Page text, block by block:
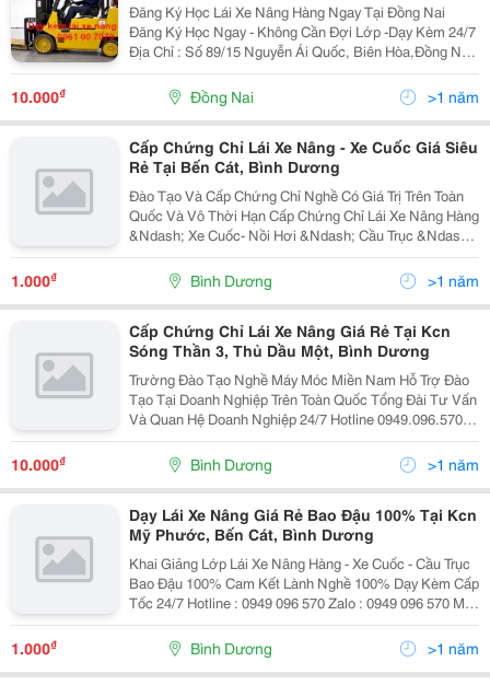
Đăng Ký Học Lái Xe Nâng Hàng Ngay Tại Đồng Nai
Đăng Ký Học Ngay - Không Cần Đợi Lớp -Dạy Kèm 24/7
Địa Chỉ : Số 89/15 Nguyễn Ái Quốc, Biên Hòa,Đồng Nai
Chi Nhánh 1: Hẻm 22, An Phước, Long Thành, Đồng
Nai Địa Điểm Học Lái Linh...
10.000₫ Đồng Nai >1 năm
Cấp Chứng Chỉ Lái Xe Nâng - Xe Cuốc Giá Siêu
Rẻ Tại Bến Cát, Bình Dương
Đào Tạo Và Cấp Chứng Chỉ Nghề Có Giá Trị Trên Toàn
Quốc Và Vô Thời Hạn Cấp Chứng Chỉ Lái Xe Nâng Hàng
&Ndash; Xe Cuốc- Nồi Hơi &Ndash; Cầu Trục &Ndash;
Máy Nén Khí Cấp Tốc-Nhanh Đào Tạo An Toàn Lao
1.000₫ Bình Dương >1 năm
Cấp Chứng Chỉ Lái Xe Nâng Giá Rẻ Tại Kcn
Sóng Thần 3, Thủ Dầu Một, Bình Dương
Trường Đào Tạo Nghề Máy Móc Miền Nam Hỗ Trợ Đào
Tạo Tại Doanh Nghiệp Trên Toàn Quốc Tổng Đài Tư Vấn
Và Quan Hệ Doanh Nghiệp 24/7 Hotline 0949.096.570
Zalo : 0949.096.570 Khai Giảng Thường Xuyên Các Lớp
Lái Xe Nâng &Ndash; Xe...
10.000₫ Bình Dương >1 năm
Dạy Lái Xe Nâng Giá Rẻ Bao Đậu 100% Tại Kcn
Mỹ Phước, Bến Cát, Bình Dương
Khai Giảng Lớp Lái Xe Nâng Hàng - Xe Cuốc - Cầu Trục
Bao Đậu 100% Cam Kết Lành Nghề 100% Dạy Kèm Cấp
Tốc 24/7 Hotline : 0949 096 570 Zalo : 0949 096 570 Mở
Lớp Từ Thứ Hai Đến Chủ Nhật Đăng Ký Học Ngay
Không Cần Đợi Lớp ...
1.000₫ Bình Dương >1 năm